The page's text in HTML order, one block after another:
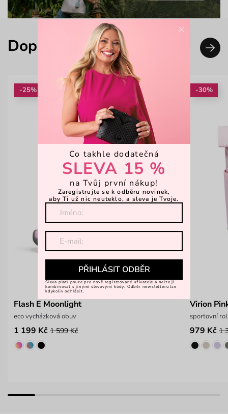
Doplň svůj look
-25%
Flash E Moonlight
eco vycházková obuv
1 199 Kč 1 599 Kč
-30%
Virion
sportovní
979 Kč 1
×
Co takhle dodatečná
SLEVA 15 %
na Tvůj první nákup!
Zaregistrujte se k odběru novinek,
aby Ti už nic neuteklo, a sleva je Tvoje.
PŘIHLÁSIT ODBĚR
Sleva platí pouze pro nově registrované uživatele a nelze ji
kombinovat s jinými slevovými kódy. Odběr newsletteru lze
kdykoliv odhlásit.